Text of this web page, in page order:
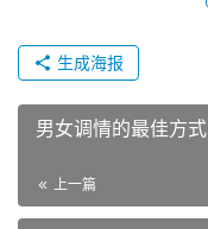
生成海报
男女调情的最佳方式
上一篇